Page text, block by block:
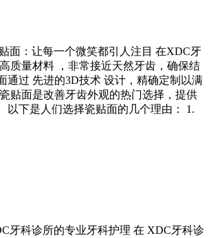
面：让每一个微笑都引人注目 在XDC牙
质量材料 ，非常接近天然牙齿，确保结
通过 先进的3D技术 设计，精确定制以满
贴面是改善牙齿外观的热门选择，提供
以下是人们选择瓷贴面的几个理由： 1.
科诊所的专业牙科护理 在 XDC牙科诊